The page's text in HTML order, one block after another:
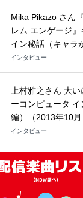
Mika Pikazo さん
レム エンゲージ
イン秘話（キャラ
インタビュー
上村雅之さん 大い
ーコンピュータ
編）（2013年10月
インタビュー